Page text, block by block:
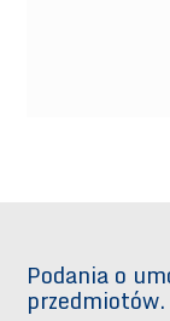
Podania o
przedmiotów.